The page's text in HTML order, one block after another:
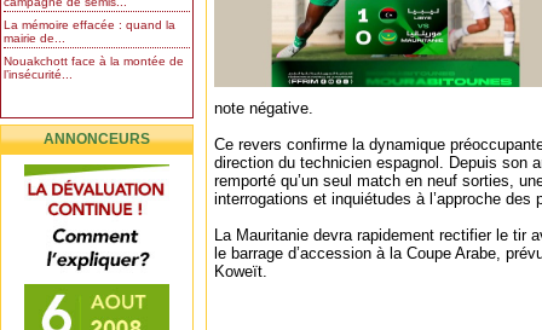
La mémoire effacée : quand la
mairie de...
Nouakchott face à la montée de
l’insécurité...
ANNONCEURS
note négative.
Ce revers confirme la dynamique
direction du technicien espagnol. Depuis son
remporté qu’un seul match en neuf sorties,
interrogations et inquiétudes à l’approche des
La Mauritanie devra rapidement rectifier le tir
le barrage d’accession à la Coupe Arabe,
Koweït.